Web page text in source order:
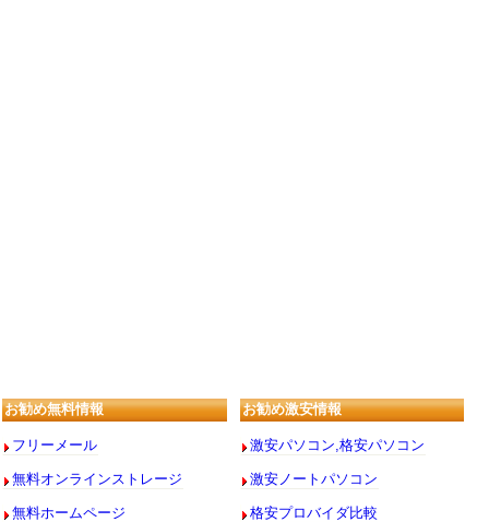
お勧め無料情報
フリーメール
無料オンラインストレージ
無料ホームページ
お勧め激安情報
激安パソコン,格安パソコン
激安ノートパソコン
格安プロバイダ比較